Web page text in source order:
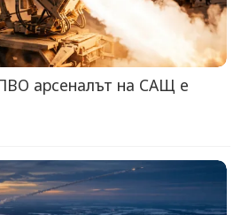
арсеналът на САЩ е